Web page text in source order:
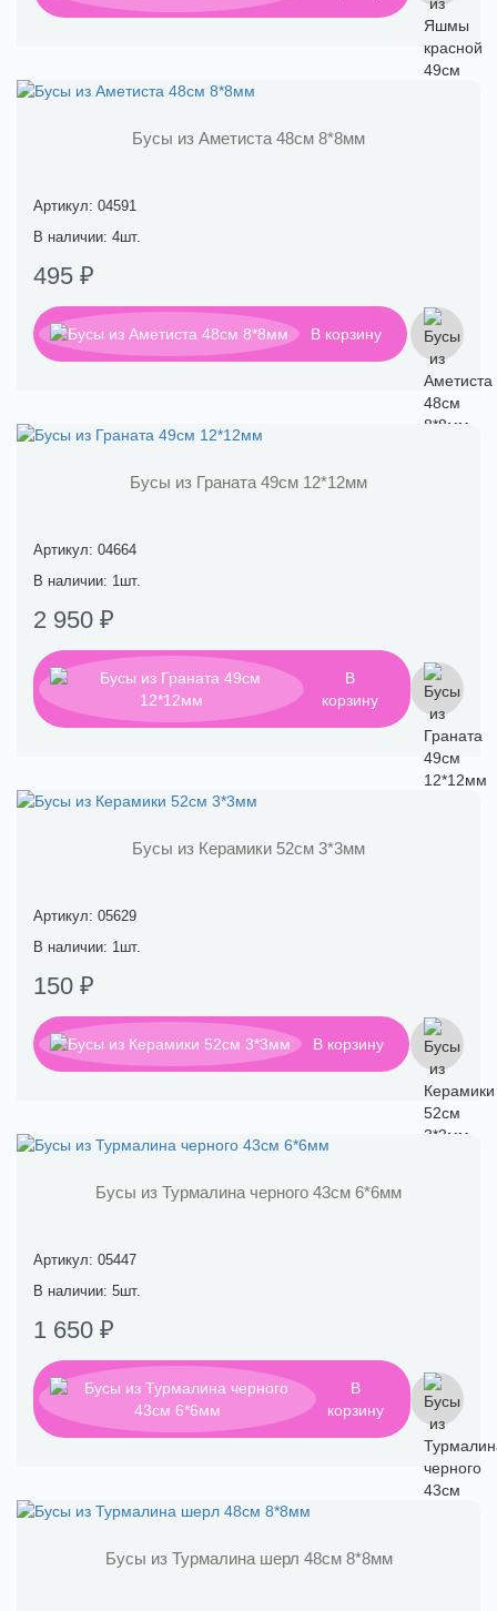
Бусы из Аметиста 48см 8*8мм
Артикул: 04591
В наличии: 4шт.
495 ₽
В корзину
Бусы из Граната 49см 12*12мм
Артикул: 04664
В наличии: 1шт.
2 950 ₽
В
корзину
Бусы из Керамики 52см 3*3мм
Артикул: 05629
В наличии: 1шт.
150 ₽
В корзину
Бусы из Турмалина черного 43см 6*6мм
Артикул: 05447
В наличии: 5шт.
1 650 ₽
В
корзину
Бусы из Турмалина шерл 48см 8*8мм